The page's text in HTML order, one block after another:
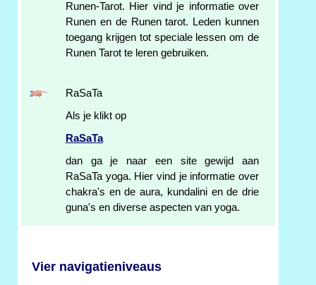
Runen-Tarot. Hier vind je informatie over
Runen en de Runen tarot. Leden kunnen
toegang krijgen tot speciale lessen om de
Runen Tarot te leren gebruiken.
RaSaTa
Als je klikt op
RaSaTa
dan ga je naar een site gewijd aan
RaSaTa yoga. Hier vind je informatie over
chakra's en de aura, kundalini en de drie
guna's en diverse aspecten van yoga.
Vier navigatieniveaus